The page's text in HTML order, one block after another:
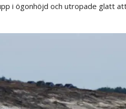
i ögonhöjd och utropade glatt att